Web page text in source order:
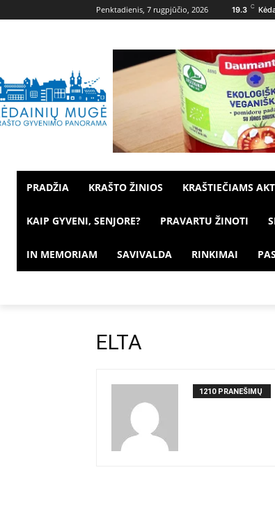
Penktadienis, 7 rugpjūčio, 2026 19.3 C
PRADŽIA KRAŠTO ŽINIOS KRAŠTIEČIAMS
KAIP GYVENI, SENJORE? PRAVARTU ŽINOTI
IN MEMORIAM SAVIVALDA RINKIMAI
ELTA
1210 PRANEŠIMŲ